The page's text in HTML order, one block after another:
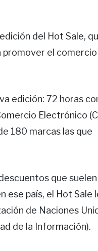
del Hot Sale,
promover el comercio
edición: 72 horas
Electrónico
180 marcas las que
que
ese país, el Hot Sale
de Naciones
de la Información).